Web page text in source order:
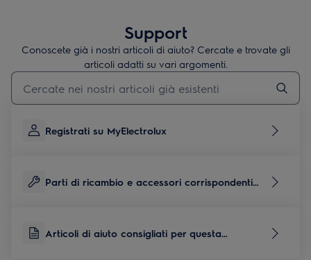
Support
Conoscete già i nostri articoli di aiuto? Cercate e trovate gli
articoli adatti su vari argomenti.
Inserisci il termine di ricerca per gli articoli di assistenza
Registrati su MyElectrolux
Parti di ricambio e accessori corrispondenti
Articoli di aiuto consigliati per questa